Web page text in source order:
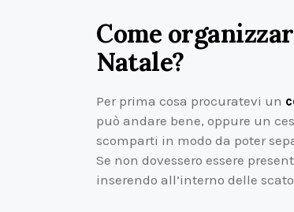
Come
Natale?
Per prima cosa procuratevi un
può andare bene, oppure un
scomparti in modo da poter
Se non dovessero essere
inserendo all’interno delle